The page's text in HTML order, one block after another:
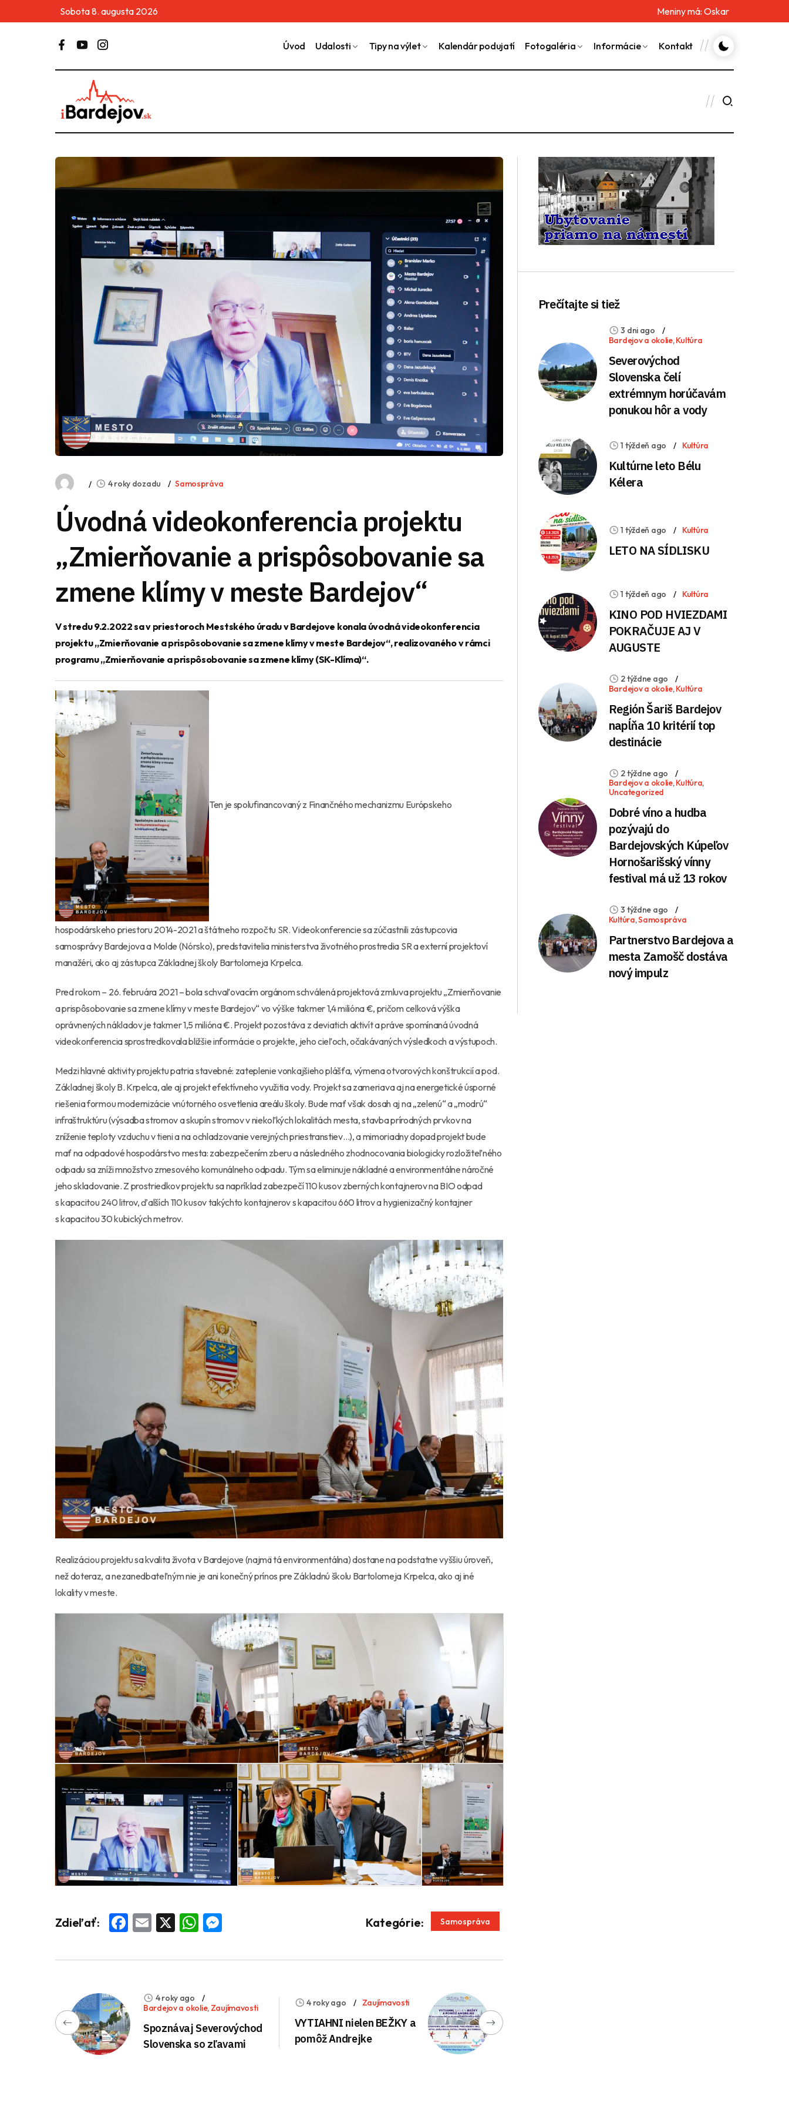
Sobota 8. augusta 2026 Meniny má: Oskar
Úvod Udalosti Tipy na výlet Kalendár podujatí Fotogaléria Informácie Kontakt
4 roky dozadu Samospráva
Úvodná videokonferencia projektu
„Zmierňovanie a prispôsobovanie sa
zmene klímy v meste Bardejov“
V stredu 9.2.2022 sa v priestoroch Mestského úradu v Bardejove konala úvodná videokonferencia
projektu „Zmierňovanie a prispôsobovanie sa zmene klímy v meste Bardejov“, realizovaného v rámci
programu „Zmierňovanie a prispôsobovanie sa zmene klímy (SK-Klíma)“.
Ten je spolufinancovaný z Finančného mechanizmu Európskeho
hospodárskeho priestoru 2014-2021 a štátneho rozpočtu SR. Videokonferencie sa zúčastnili zástupcovia
samosprávy Bardejova a Molde (Nórsko), predstavitelia ministerstva životného prostredia SR a externí projektoví
manažéri, ako aj zástupca Základnej školy Bartolomeja Krpelca.
Pred rokom – 26. februára 2021 – bola schvaľovacím orgánom schválená projektová zmluva projektu „Zmierňovanie
a prispôsobovanie sa zmene klímy v meste Bardejov“ vo výške takmer 1,4 milióna €, pričom celková výška
oprávnených nákladov je takmer 1,5 milióna €. Projekt pozostáva z deviatich aktivít a práve spomínaná úvodná
videokonferencia sprostredkovala bližšie informácie o projekte, jeho cieľoch, očakávaných výsledkoch a výstupoch.
Medzi hlavné aktivity projektu patria stavebné: zateplenie vonkajšieho plášťa, výmena otvorových konštrukcií a pod.
Základnej školy B. Krpelca, ale aj projekt efektívneho využitia vody. Projekt sa zameriava aj na energetické úsporné
riešenia formou modernizácie vnútorného osvetlenia areálu školy. Bude mať však dosah aj na „zelenú“ a „modrú“
infraštruktúru (výsadba stromov a skupín stromov v niekoľkých lokalitách mesta, stavba prírodných prvkov na
zníženie teploty vzduchu v tieni a na ochladzovanie verejných priestranstiev…), a mimoriadny dopad projekt bude
mať na odpadové hospodárstvo mesta: zabezpečením zberu a následného zhodnocovania biologicky rozložiteľného
odpadu sa zníži množstvo zmesového komunálneho odpadu. Tým sa eliminuje nákladné a environmentálne náročné
jeho skladovanie. Z prostriedkov projektu sa napríklad zabezpečí 110 kusov zberných kontajnerov na BIO odpad
s kapacitou 240 litrov, ďalších 110 kusov takýchto kontajnerov s kapacitou 660 litrov a hygienizačný kontajner
s kapacitou 30 kubických metrov.
Realizáciou projektu sa kvalita života v Bardejove (najmä tá environmentálna) dostane na podstatne vyššiu úroveň,
než doteraz, a nezanedbateľným nie je ani konečný prínos pre Základnú školu Bartolomeja Krpelca, ako aj iné
lokality v meste.
Zdieľať: Facebook
Email
X WhatsApp
Messenger Kategórie: Samospráva
4 roky ago
Bardejov a okolie, Zaujímavosti
Spoznávaj Severovýchod
Slovenska so zľavami
4 roky ago Zaujímavosti
VYTIAHNI nielen BEŽKY a
pomôž Andrejke
Prečítajte si tiež
3 dni ago
Bardejov a okolie,Kultúra
Severovýchod
Slovenska čelí
extrémnym horúčavám
ponukou hôr a vody
1 týždeň ago Kultúra
Kultúrne leto Bélu
Kélera
1 týždeň ago Kultúra
LETO NA SÍDLISKU
1 týždeň ago Kultúra
KINO POD HVIEZDAMI
POKRAČUJE AJ V
AUGUSTE
2 týždne ago
Bardejov a okolie,Kultúra
Región Šariš Bardejov
napĺňa 10 kritérií top
destinácie
2 týždne ago
Bardejov a okolie,Kultúra,
Uncategorized
Dobré víno a hudba
pozývajú do
Bardejovských Kúpeľov
Hornošarišský vínny
festival má už 13 rokov
3 týždne ago
Kultúra,Samospráva
Partnerstvo Bardejova a
mesta Zamošč dostáva
nový impulz